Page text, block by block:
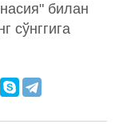
билан
сўнггига